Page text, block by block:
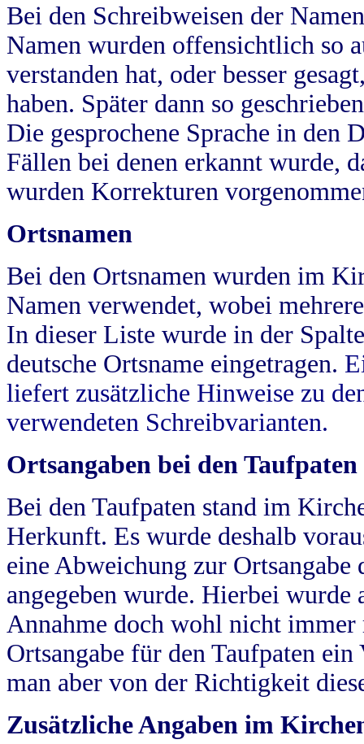
Bei den Schreibweisen der
Namen wurden offensichtlich so
verstanden hat, oder besser
haben. Später dann so
Die gesprochene Sprache in
Fällen bei denen erkannt wurde,
wurden Korrekturen
Ortsnamen
Bei den Ortsnamen wurden im
Namen verwendet, wobei
In dieser Liste wurde in der
deutsche Ortsname eingetragen.
liefert zusätzliche Hinweise zu
verwendeten Schreibvarianten.
Ortsangaben bei den Taufpaten
Bei den Taufpaten stand im
Herkunft. Es wurde deshalb
eine Abweichung zur
angegeben wurde. Hierbei wurde
Annahme doch wohl nicht
Ortsangabe für den Taufpaten
man aber von der Richtigkeit
Zusätzliche Angaben im